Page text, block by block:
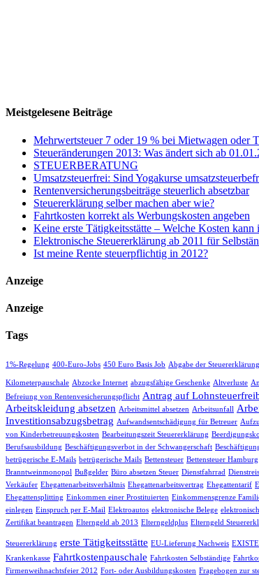
Meistgelesene Beiträge
Mehrwertsteuer 7 oder 19 % bei Mietwagen oder
Steueränderungen 2013: Was ändert sich ab
STEUERBERATUNG
Umsatzsteuerfrei: Sind Yogakurse
Rentenversicherungsbeiträge steuerlich absetzbar
Steuererklärung selber machen aber wie?
Fahrtkosten korrekt als Werbungskosten angeben
Keine erste Tätigkeitsstätte – Welche Kosten kann
Elektronische Steuererklärung ab 2011 für
Ist meine Rente steuerpflichtig in 2012?
Anzeige
Anzeige
Tags
1%-Regelung 400-Euro-Jobs 450 Euro Basis Job Abgabe der Steuererklärung
Kilometerpauschale Abzocke Internet abzugsfähige Geschenke Altverluste
Befreiung von Rentenvesicherungspflicht Antrag auf
Arbeitskleidung absetzen Arbeitsmittel absetzen Arbeitsunfall
Investitionsabzugsbetrag Aufwandsentschädigung für Betreuer
von Kinderbetreuungskosten Bearbeitungszeit Steuererklärung
Berufsausbildung Beschäftigungsverbot in der Schwangerschaft
betrügerische E-Mails betrügerische Mails Bettensteuer Bettensteuer Hamburg
Branntweinmonopol Bußgelder Büro absetzen Steuer Dienstfahrrad
Verkäufer Ehegattenarbeitsverhältnis Ehegattenarbeitsvertrag Ehegattentarif
Ehegattensplitting Einkommen einer Prostituierten Einkommensgrenze
einlegen Einspruch per E-Mail Elektroautos elektronische Belege
Zertifikat beantragen Elterngeld ab 2013 Elterngeldplus Elterngeld
Steuererklärung erste Tätigkeitsstätte EU-Lieferung Nachweis
Krankenkasse Fahrtkostenpauschale Fahrtkosten Selbständige
Firmenweihnachtsfeier 2012 Fort- oder Ausbildungskosten Fragebogen zur